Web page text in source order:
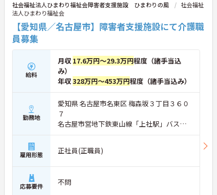
社会福祉法人ひまわり福祉会障害者支援施設 ひまわりの風
社会福祉
法人ひまわり福祉会
【愛知県／名古屋市】障害者支援施設にて介護職
員募集
給料
月収 17.6万円～29.3万円程度（諸手当込
み）
年収328万円～453万円程度（諸手当込み）
勤務地
愛知県 名古屋市名東区 梅森坂３丁目３６０
７
名古屋市営地下鉄東山線「上社駅」バス・
車12分
雇用形態 正社員(正職員)
応募要件 不問